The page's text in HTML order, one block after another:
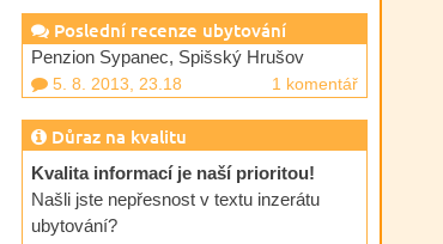
Poslední recenze ubytování
Penzion Sypanec, Spišský Hrušov
5. 8. 2013, 23.18 1 komentář
Důraz na kvalitu
Kvalita informací je naší prioritou!
Našli jste nepřesnost v textu inzerátu
ubytování?